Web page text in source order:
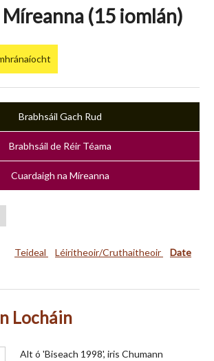
(15 iomlán)
Brabhsáil Gach Rud
Brabhsáil de Réir Téama
Cuardaigh na Míreanna
Teideal Léiritheoir/Cruthaitheoir
Date
Locháin
Alt ó 'Biseach 1998', iris Chumann